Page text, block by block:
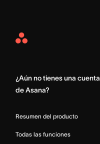
Asana
¿Aún no tienes una cuenta
de Asana?
Resumen del producto
Todas las funciones